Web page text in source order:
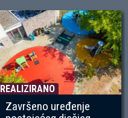
REALIZIRANO
Završeno uređenje